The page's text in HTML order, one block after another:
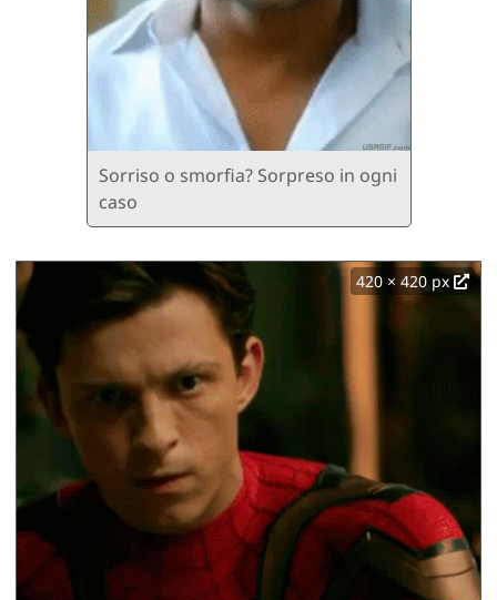
Sorriso o smorfia? Sorpreso in ogni
caso
420 × 420 px